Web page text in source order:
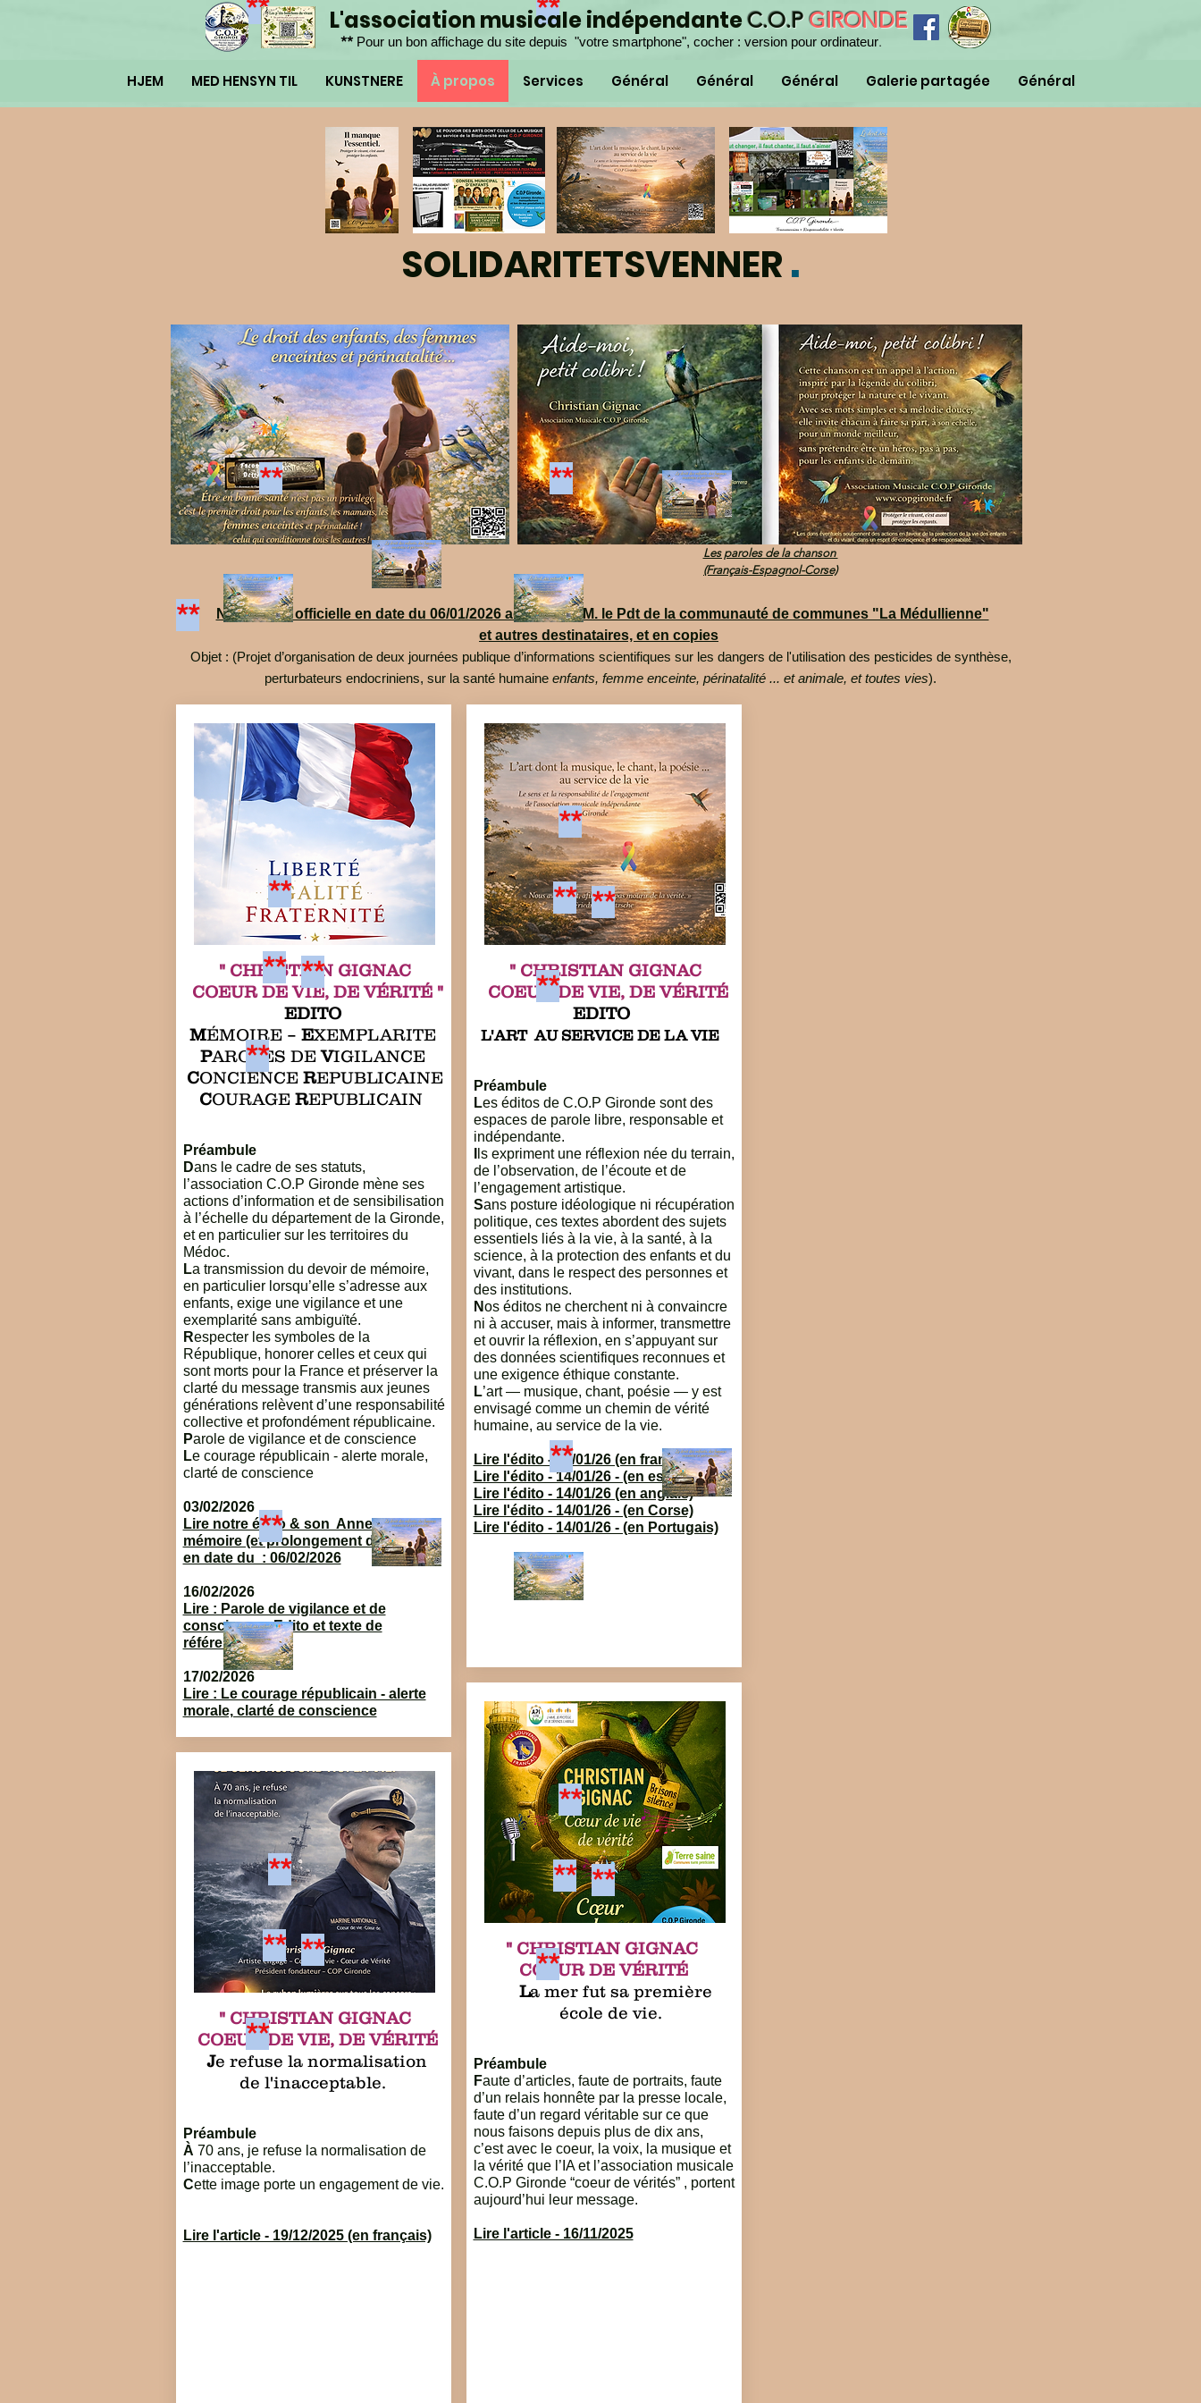
L'association musicale indépendanteC.O.PGIRONDE
** Pour un bon affichage du site depuis "votre smartphone", cocher : version pour ordinateur.
HJEM MED HENSYN TIL KUNSTNERE À propos Services Général Général Général Galerie partagée Général
SOLIDARITETSVENNER.
Les paroles de la chanson
(Français-Espagnol-Corse)
Notre lettre officielle en date du 06/01/2026 adressée à M. le Pdt de la communauté de communes "La Médullienne"
et autres destinataires, et en copies
Objet : (Projet d’organisation de deux journées publique d’informations scientifiques sur les dangers de l'utilisation des pesticides de synthèse,
perturbateurs endocriniens, sur la santé humaine enfants, femme enceinte, périnatalité ... et animale, et toutes vies).
**
**
**
" CHRISTIAN GIGNAC
COEUR DE VIE, DE VÉRITÉ "
EDITO
MÉMOIRE – EXEMPLARITE
PAROLES DEVIGILANCE
CONCIENCE REPUBLICAINE
COURAGE REPUBLICAIN
Préambule
Dans le cadre de ses statuts,
l’association C.O.P Gironde mène ses
actions d’information et de sensibilisation
à l’échelle du département de la Gironde,
et en particulier sur les territoires du
Médoc.
La transmission du devoir de mémoire,
en particulier lorsqu’elle s’adresse aux
enfants, exige une vigilance et une
exemplarité sans ambiguïté.
Respecter les symboles de la
République, honorer celles et ceux qui
sont morts pour la France et préserver la
clarté du message transmis aux jeunes
générations relèvent d’une responsabilité
collective et profondément républicaine.
Parole de vigilance et de conscience
Le courage républicain - alerte morale,
clarté de conscience
03/02/2026
Lire notre édito & son Annexe – Pour
mémoire (et prolongement de l’édito)
en date du : 06/02/2026
16/02/2026
Lire : Parole de vigilance et de
conscience - Edito et texte de
référence
17/02/2026
Lire : Le courage républicain - alerte
morale, clarté de conscience
**
** **
**
**
" CHRISTIAN GIGNAC
COEUR DE VIE, DE VÉRITÉ
Je refuse la normalisation
de l'inacceptable.
Préambule
À 70 ans, je refuse la normalisation de
l’inacceptable.
Cette image porte un engagement de vie.
Lire l'article - 19/12/2025 (en français)
**
** **
**
**
**
" CHRISTIAN GIGNAC
COEUR DE VIE, DE VÉRITÉ
EDITO
L'ART AU SERVICE DE LA VIE
Préambule
Les éditos de C.O.P Gironde sont des
espaces de parole libre, responsable et
indépendante.
ls expriment une réflexion née du terrain,
de l’observation, de l’écoute et de
l’engagement artistique.
Sans posture idéologique ni récupération
politique, ces textes abordent des sujets
essentiels liés à la vie, à la santé, à la
science, à la protection des enfants et du
vivant, dans le respect des personnes et
des institutions.
Nos éditos ne cherchent ni à convaincre
ni à accuser, mais à informer, transmettre
et ouvrir la réflexion, en s’appuyant sur
des données scientifiques reconnues et
une exigence éthique constante.
L’art — musique, chant, poésie — y est
envisagé comme un chemin de vérité
humaine, au service de la vie.
Lire l'édito - 14/01/26 (en français)
Lire l'édito - 14/01/26 - (en espagnol)
Lire l'édito - 14/01/26 (en anglais)
Lire l'édito - 14/01/26 - (en Corse)
Lire l'édito - 14/01/26 - (en Portugais)
**
** **
**
**
" CHRISTIAN GIGNAC
COEUR DE VÉRITÉ
La mer fut sa première
école de vie.
Préambule
Faute d’articles, faute de portraits, faute
d’un relais honnête par la presse locale,
faute d’un regard véritable sur ce que
nous faisons depuis plus de dix ans,
c’est avec le coeur, la voix, la musique et
la vérité que l’IA et l’association musicale
C.O.P Gironde “coeur de vérités” , portent
aujourd’hui leur message.
Lire l'article - 16/11/2025
**
** **
**